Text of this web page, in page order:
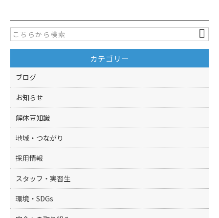
e
b
o
o
k
er
カテゴリー
ブログ
お知らせ
解体豆知識
地域・つながり
採用情報
スタッフ・実習生
環境・SDGs